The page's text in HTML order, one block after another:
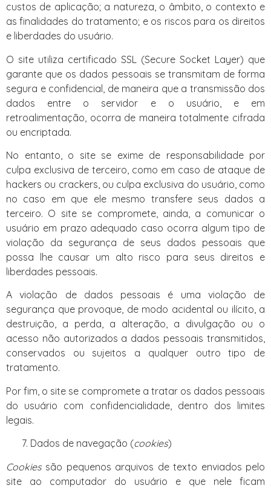
custos de aplicação; a natureza, o âmbito, o contexto e
as finalidades do tratamento; e os riscos para os direitos
e liberdades do usuário.
O site utiliza certificado SSL (Secure Socket Layer) que
garante que os dados pessoais se transmitam de forma
segura e confidencial, de maneira que a transmissão dos
dados entre o servidor e o usuário, e em
retroalimentação, ocorra de maneira totalmente cifrada
ou encriptada.
No entanto, o site se exime de responsabilidade por
culpa exclusiva de terceiro, como em caso de ataque de
hackers ou crackers, ou culpa exclusiva do usuário, como
no caso em que ele mesmo transfere seus dados a
terceiro. O site se compromete, ainda, a comunicar o
usuário em prazo adequado caso ocorra algum tipo de
violação da segurança de seus dados pessoais que
possa lhe causar um alto risco para seus direitos e
liberdades pessoais.
A violação de dados pessoais é uma violação de
segurança que provoque, de modo acidental ou ilícito, a
destruição, a perda, a alteração, a divulgação ou o
acesso não autorizados a dados pessoais transmitidos,
conservados ou sujeitos a qualquer outro tipo de
tratamento.
Por fim, o site se compromete a tratar os dados pessoais
do usuário com confidencialidade, dentro dos limites
legais.
Dados de navegação (cookies)
Cookies são pequenos arquivos de texto enviados pelo
site ao computador do usuário e que nele ficam